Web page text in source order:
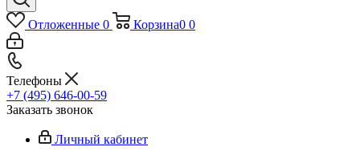
Отложенные 0 Корзина0 0
Телефоны
+7 (495) 646-00-59
Заказать звонок
Личный кабинет